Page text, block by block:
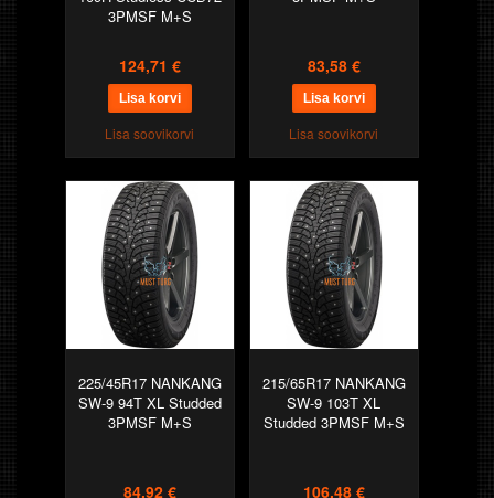
3PMSF M+S
124,71 €
Lisa soovikorvi
83,58 €
Lisa soovikorvi
225/45R17 NANKANG
SW-9 94T XL Studded
3PMSF M+S
84,92 €
215/65R17 NANKANG
SW-9 103T XL
Studded 3PMSF M+S
106,48 €